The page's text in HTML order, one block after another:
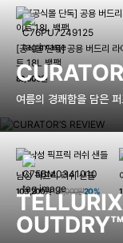
[공식몰 단독] 공용 버드리 라
트 18L 백팩
89,000원
여름의 경쾌함을 담은
남성 픽프릭 러쉬 샌들
103,200원129,000원20%
OUTDRY™